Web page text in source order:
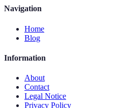
Navigation
Home
Blog
Information
About
Contact
Legal Notice
Privacy Policy